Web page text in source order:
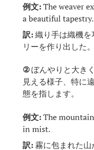
例文:The weaver
a beautiful tapestry.
訳:織り手は織機を
リーを作り出した。
②ぼんやりと大き
見える様子、特に
態を指します。
例文:The
in mist.
訳:霧に包まれた山